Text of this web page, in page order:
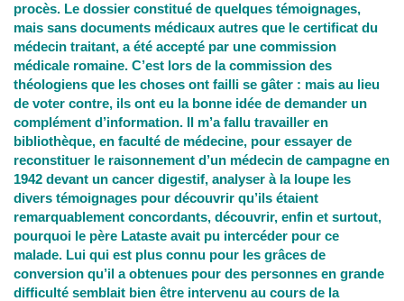
procès. Le dossier constitué de quelques témoignages,
mais sans documents médicaux autres que le certificat du
médecin traitant, a été accepté par une commission
médicale romaine. C’est lors de la commission des
théologiens que les choses ont failli se gâter : mais au lieu
de voter contre, ils ont eu la bonne idée de demander un
complément d’information. Il m’a fallu travailler en
bibliothèque, en faculté de médecine, pour essayer de
reconstituer le raisonnement d’un médecin de campagne en
1942 devant un cancer digestif, analyser à la loupe les
divers témoignages pour découvrir qu’ils étaient
remarquablement concordants, découvrir, enfin et surtout,
pourquoi le père Lataste avait pu intercéder pour ce
malade. Lui qui est plus connu pour les grâces de
conversion qu’il a obtenues pour des personnes en grande
difficulté semblait bien être intervenu au cours de la